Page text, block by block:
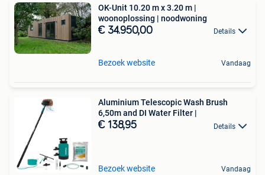
OK-Unit 10.20 m x 3.20 m |
woonoplossing | noodwoning
€ 34.950,00 Details
Bezoek website Vandaag
Aluminium Telescopic Wash Brush
6,50m and DI Water Filter |
€ 138,95 Details
Bezoek website Vandaag